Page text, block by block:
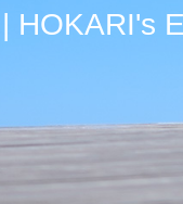
| HOKARI's